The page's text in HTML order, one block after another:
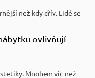
než kdy dřív. Lidé se
ovlivňují
Mnohem víc než